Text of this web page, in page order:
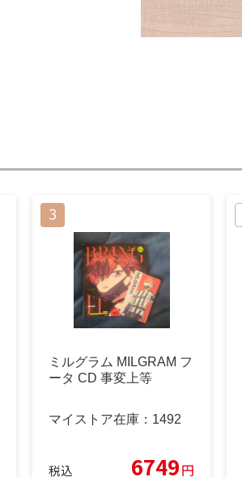
ミルグラム MILGRAM フ
ータ CD 事変上等
マイストア在庫： 1492
税込 6749円